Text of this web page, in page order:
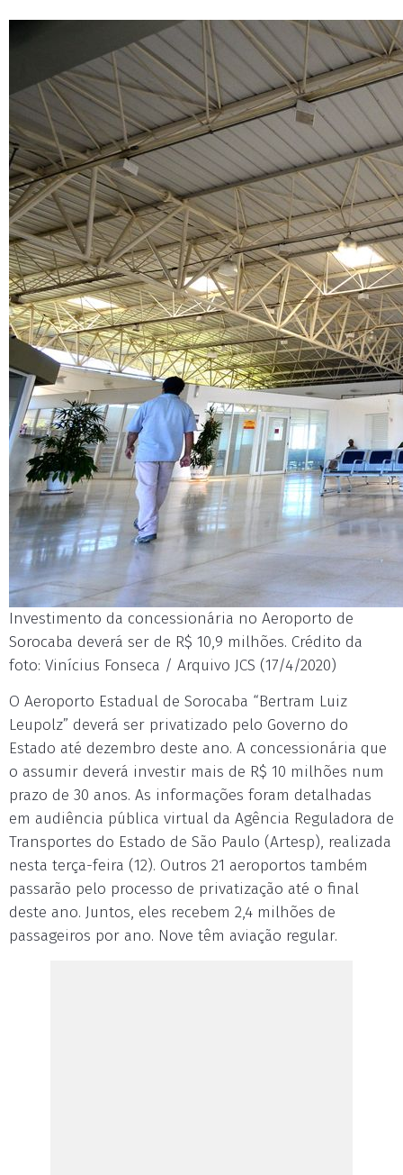
Investimento da concessionária no Aeroporto de
Sorocaba deverá ser de R$ 10,9 milhões. Crédito da
foto: Vinícius Fonseca / Arquivo JCS (17/4/2020)
O Aeroporto Estadual de Sorocaba “Bertram Luiz
Leupolz” deverá ser privatizado pelo Governo do
Estado até dezembro deste ano. A concessionária que
o assumir deverá investir mais de R$ 10 milhões num
prazo de 30 anos. As informações foram detalhadas
em audiência pública virtual da Agência Reguladora de
Transportes do Estado de São Paulo (Artesp), realizada
nesta terça-feira (12). Outros 21 aeroportos também
passarão pelo processo de privatização até o final
deste ano. Juntos, eles recebem 2,4 milhões de
passageiros por ano. Nove têm aviação regular.